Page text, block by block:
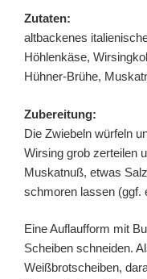
Zutaten:
altbackenes
Höhlenkäse,
Hühner-Brühe,
Zubereitung:
Die Zwiebeln würfeln
Wirsing grob zerteilen
Muskatnuß, etwas
schmoren lassen (ggf.
Eine Auflaufform mit
Scheiben schneiden.
Weißbrotscheiben,